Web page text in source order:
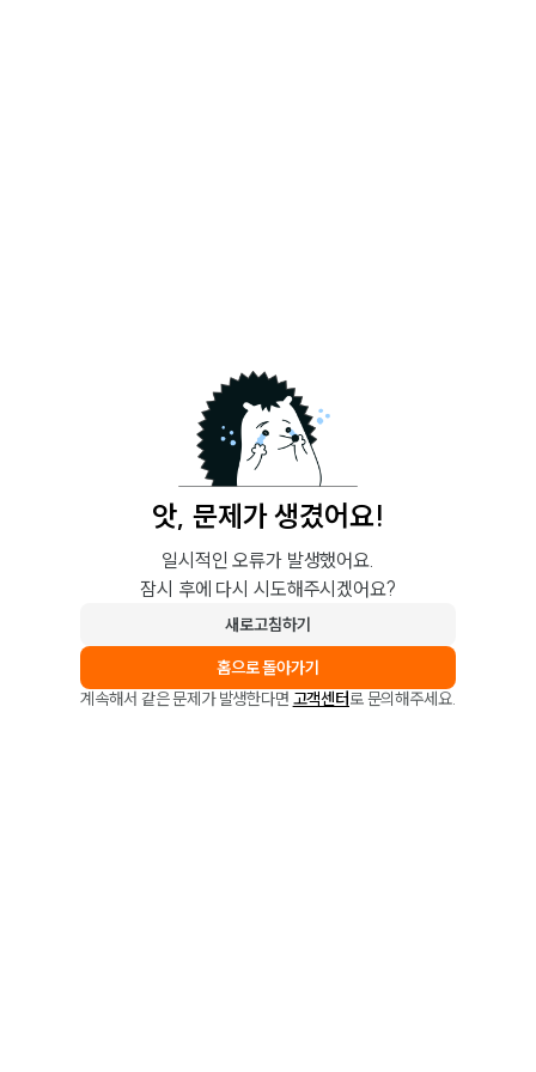
앗, 문제가 생겼어요!
일시적인 오류가 발생했어요.
잠시 후에 다시 시도해주시겠어요?
새로고침하기
홈으로 돌아가기
계속해서 같은 문제가 발생한다면 고객센터로 문의해주세요.